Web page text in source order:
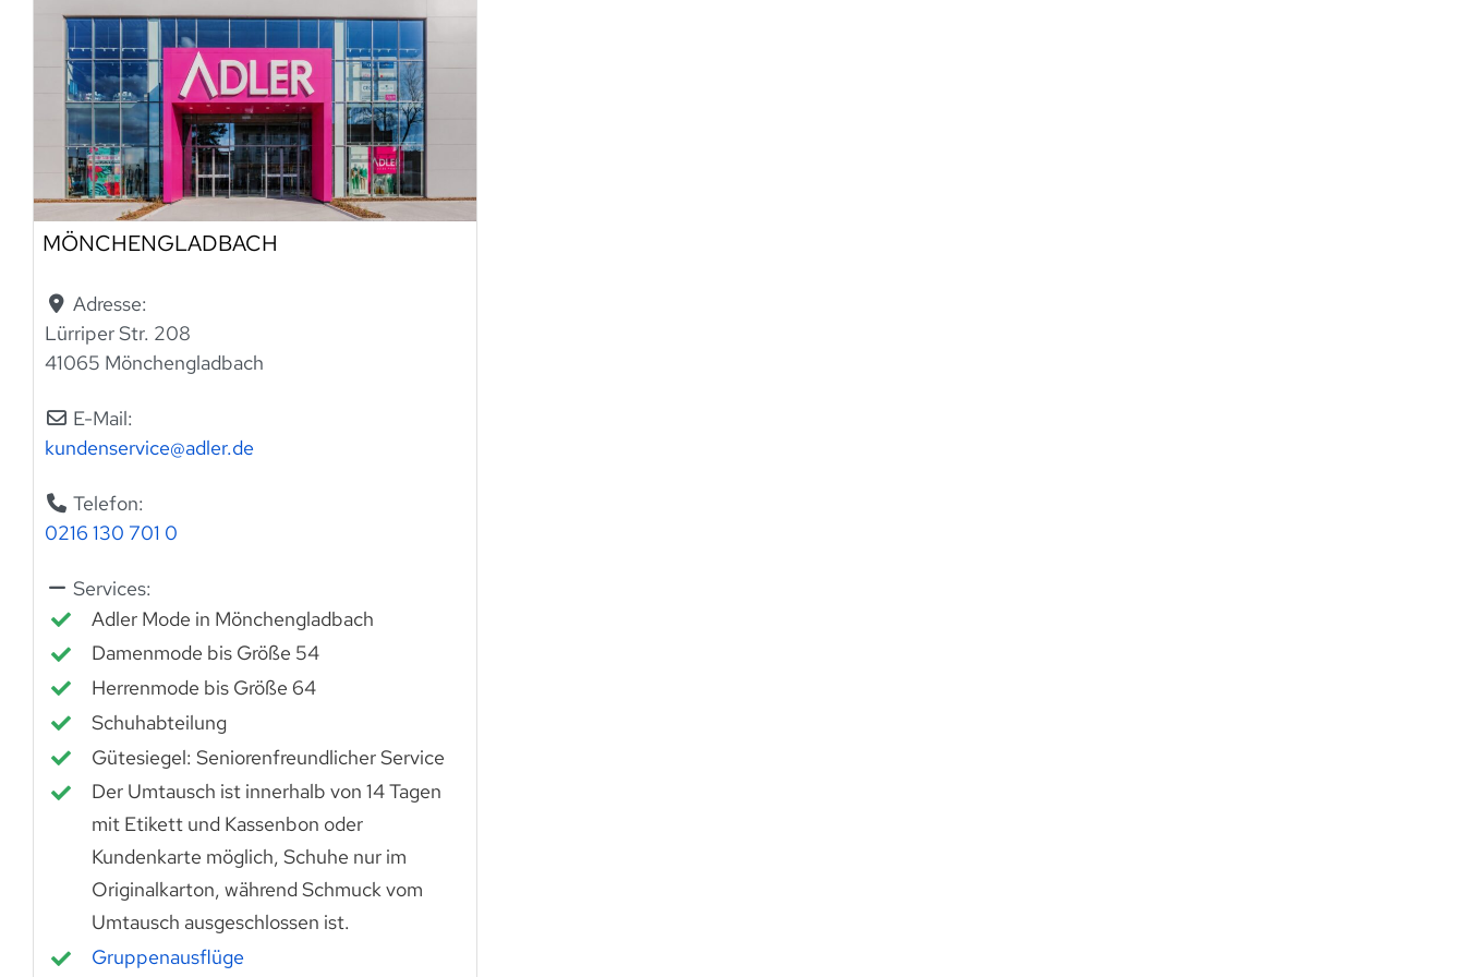
MÖNCHENGLADBACH
Adresse:
Lürriper Str. 208
41065 Mönchengladbach
E-Mail:
kundenservice@adler.de
Telefon:
0216 130 701 0
Services:
Adler Mode in Mönchengladbach
Damenmode bis Größe 54
Herrenmode bis Größe 64
Schuhabteilung
Gütesiegel: Seniorenfreundlicher Service
Der Umtausch ist innerhalb von 14 Tagen
mit Etikett und Kassenbon oder
Kundenkarte möglich, Schuhe nur im
Originalkarton, während Schmuck vom
Umtausch ausgeschlossen ist.
Gruppenausflüge